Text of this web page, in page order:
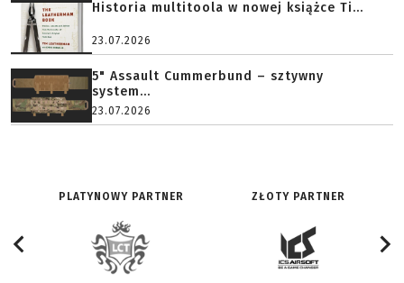
Historia multitoola w nowej książce Ti...
23.07.2026
5" Assault Cummerbund – sztywny
system...
23.07.2026
PLATYNOWY PARTNER ZŁOTY PARTNER